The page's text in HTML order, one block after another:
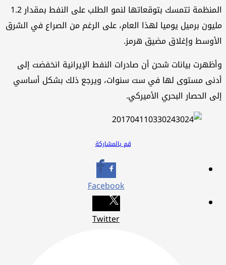
المنظمة تتمسك بتوقعاتها لنمو الطلب على النفط بمقدار 1.2
برميل يوميا لهذا العام، على الرغم من الصراع في الشرق
وإغلاق مضيق هرمز.
بيانات شحن أن صادرات النفط الإيرانية انخفضت إلى
مستوى لها في ست سنوات، ويرجع ذلك بشكل أساسي
الحصار البحري الأميركي.
قم بالمشاركة
Facebook
Twitter